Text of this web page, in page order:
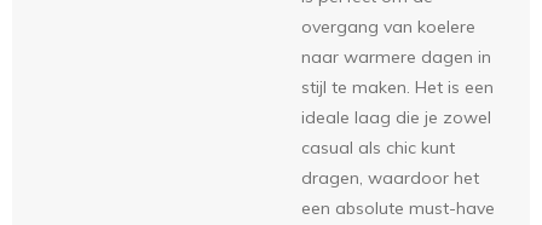
overgang van koelere
naar warmere dagen in
stijl te maken. Het is een
ideale laag die je zowel
casual als chic kunt
dragen, waardoor het
een absolute must-have